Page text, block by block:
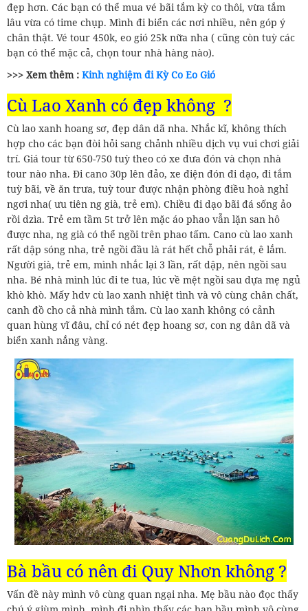
đẹp hơn. Các bạn có thể mua vé bãi tắm kỳ co thôi, vừa tắm
lâu vừa có time chụp. Mình đi biển các nơi nhiều, nên góp ý
chân thật. Vé tour 450k, eo gió 25k nữa nha ( cũng còn tuỳ các
bạn có thể mặc cả, chọn tour nhà hàng nào).
>>> Xem thêm : Kinh nghiệm đi Kỳ Co Eo Gió
Cù Lao Xanh có đẹp không ?
Cù lao xanh hoang sơ, đẹp dân dã nha. Nhắc kĩ, không thích
hợp cho các bạn đòi hỏi sang chảnh nhiều dịch vụ vui chơi giải
trí. Giá tour từ 650-750 tuỳ theo có xe đưa đón và chọn nhà
tour nào nha. Đi cano 30p lên đảo, xe điện đón đi dạo, đi tắm
tuỳ bãi, về ăn trưa, tuỳ tour được nhận phòng điều hoà nghỉ
ngơi nha( ưu tiên ng già, trẻ em). Chiều đi dạo bãi đá sống ảo
rồi dzìa. Trẻ em tầm 5t trở lên mặc áo phao vẫn lặn san hô
được nha, ng già có thể ngồi trên phao tấm. Cano cù lao xanh
rất dập sóng nha, trẻ ngồi đầu là rát hết chỗ phải rát, ê lắm.
Người già, trẻ em, mình nhắc lại 3 lần, rất dập, nên ngồi sau
nha. Bé nhà mình lúc đi te tua, lúc về mệt ngồi sau dựa mẹ ngủ
khò khò. Mấy hdv cù lao xanh nhiệt tình và vô cùng chân chất,
canh đồ cho cả nhà mình tắm. Cù lao xanh không có cảnh
quan hùng vĩ đâu, chỉ có nét đẹp hoang sơ, con ng dân dã và
biển xanh nắng vàng.
Bà bầu có nên đi Quy Nhơn không ?
Vấn đề này mình vô cùng quan ngại nha. Mẹ bầu nào đọc thấy